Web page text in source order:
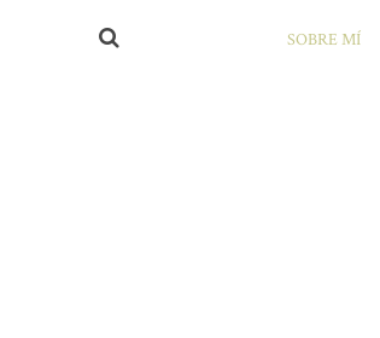
SOBRE MÍ